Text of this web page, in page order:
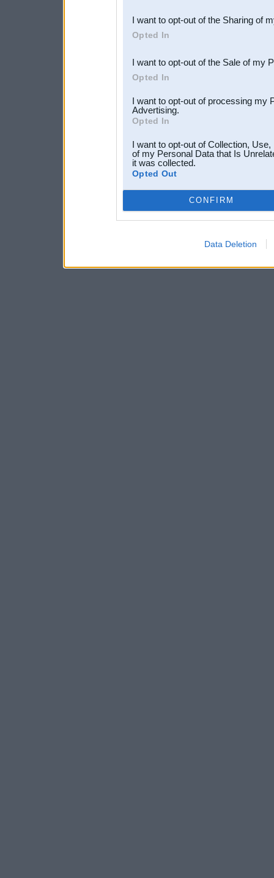
Downstream Participants
third parties.
I want to opt-out of the Sharing of
Opted In
I want to opt-out of the Sale of my
Opted In
I want to opt-out of processing my
Advertising.
Opted In
I want to opt-out of Collection,
of my Personal Data that Is
it was collected.
Opted Out
CONFIRM
Data Deletion